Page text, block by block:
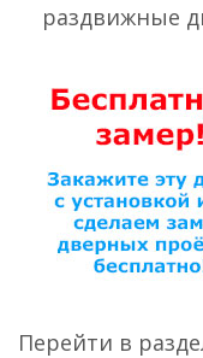
раздвижные
Перейти в